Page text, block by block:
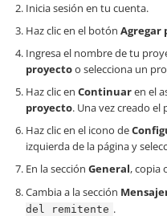
Inicia sesión en tu cuenta.
Haz clic en el botón Agregar
Ingresa el nombre de tu
proyectoo selecciona un
Haz clic en Continuaren el
proyecto. Una vez creado el
Haz clic en el icono de
izquierda de la página y
En la sección General, copia
Cambia a la sección
del remitente .